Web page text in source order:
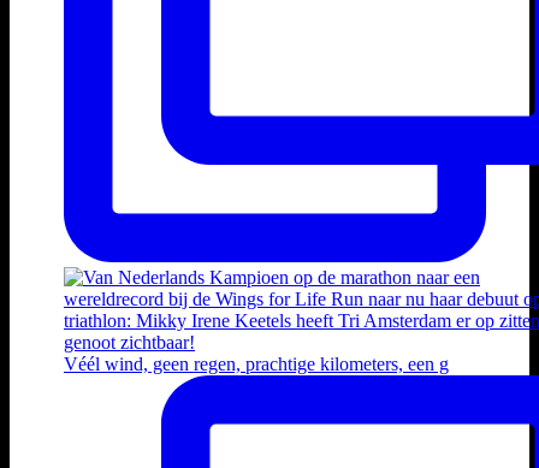
Véél wind, geen regen, prachtige kilometers, een g